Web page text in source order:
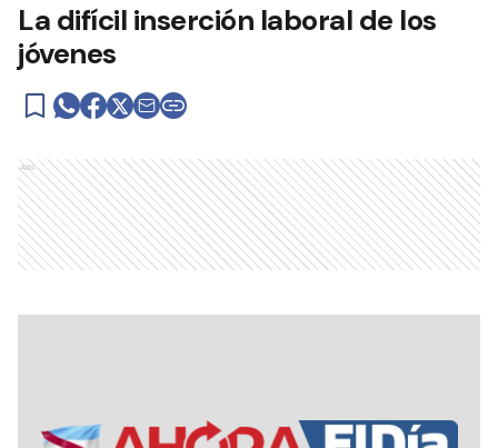
La difícil inserción laboral de los
jóvenes
Ads